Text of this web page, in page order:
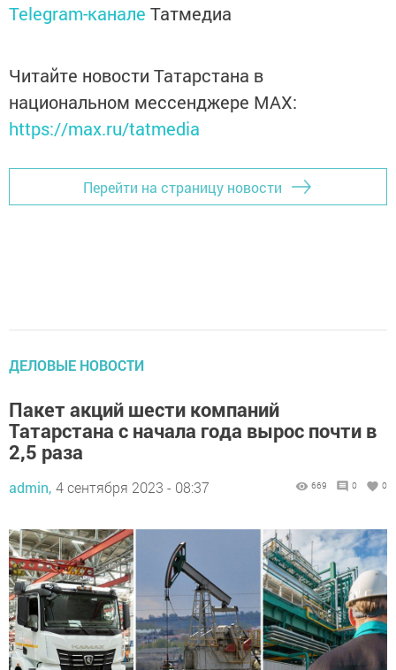
Telegram-канале Татмедиа
Читайте новости Татарстана в
национальном мессенджере MАХ:
https://max.ru/tatmedia
Перейти на страницу новости
ДЕЛОВЫЕ НОВОСТИ
Пакет акций шести компаний
Татарстана с начала года вырос почти в
2,5 раза
admin, 4 сентября 2023 - 08:37 669 0 0